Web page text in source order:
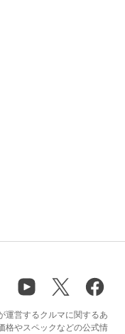
運営するクルマに関するあ
格やスペックなどの公式情